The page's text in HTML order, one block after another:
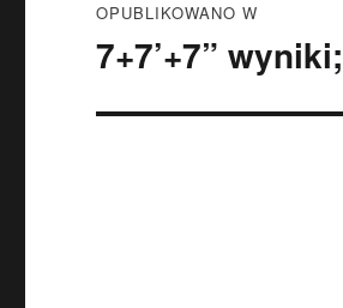
wpisu
OPUBLIKOWANO W
7+7’+7”